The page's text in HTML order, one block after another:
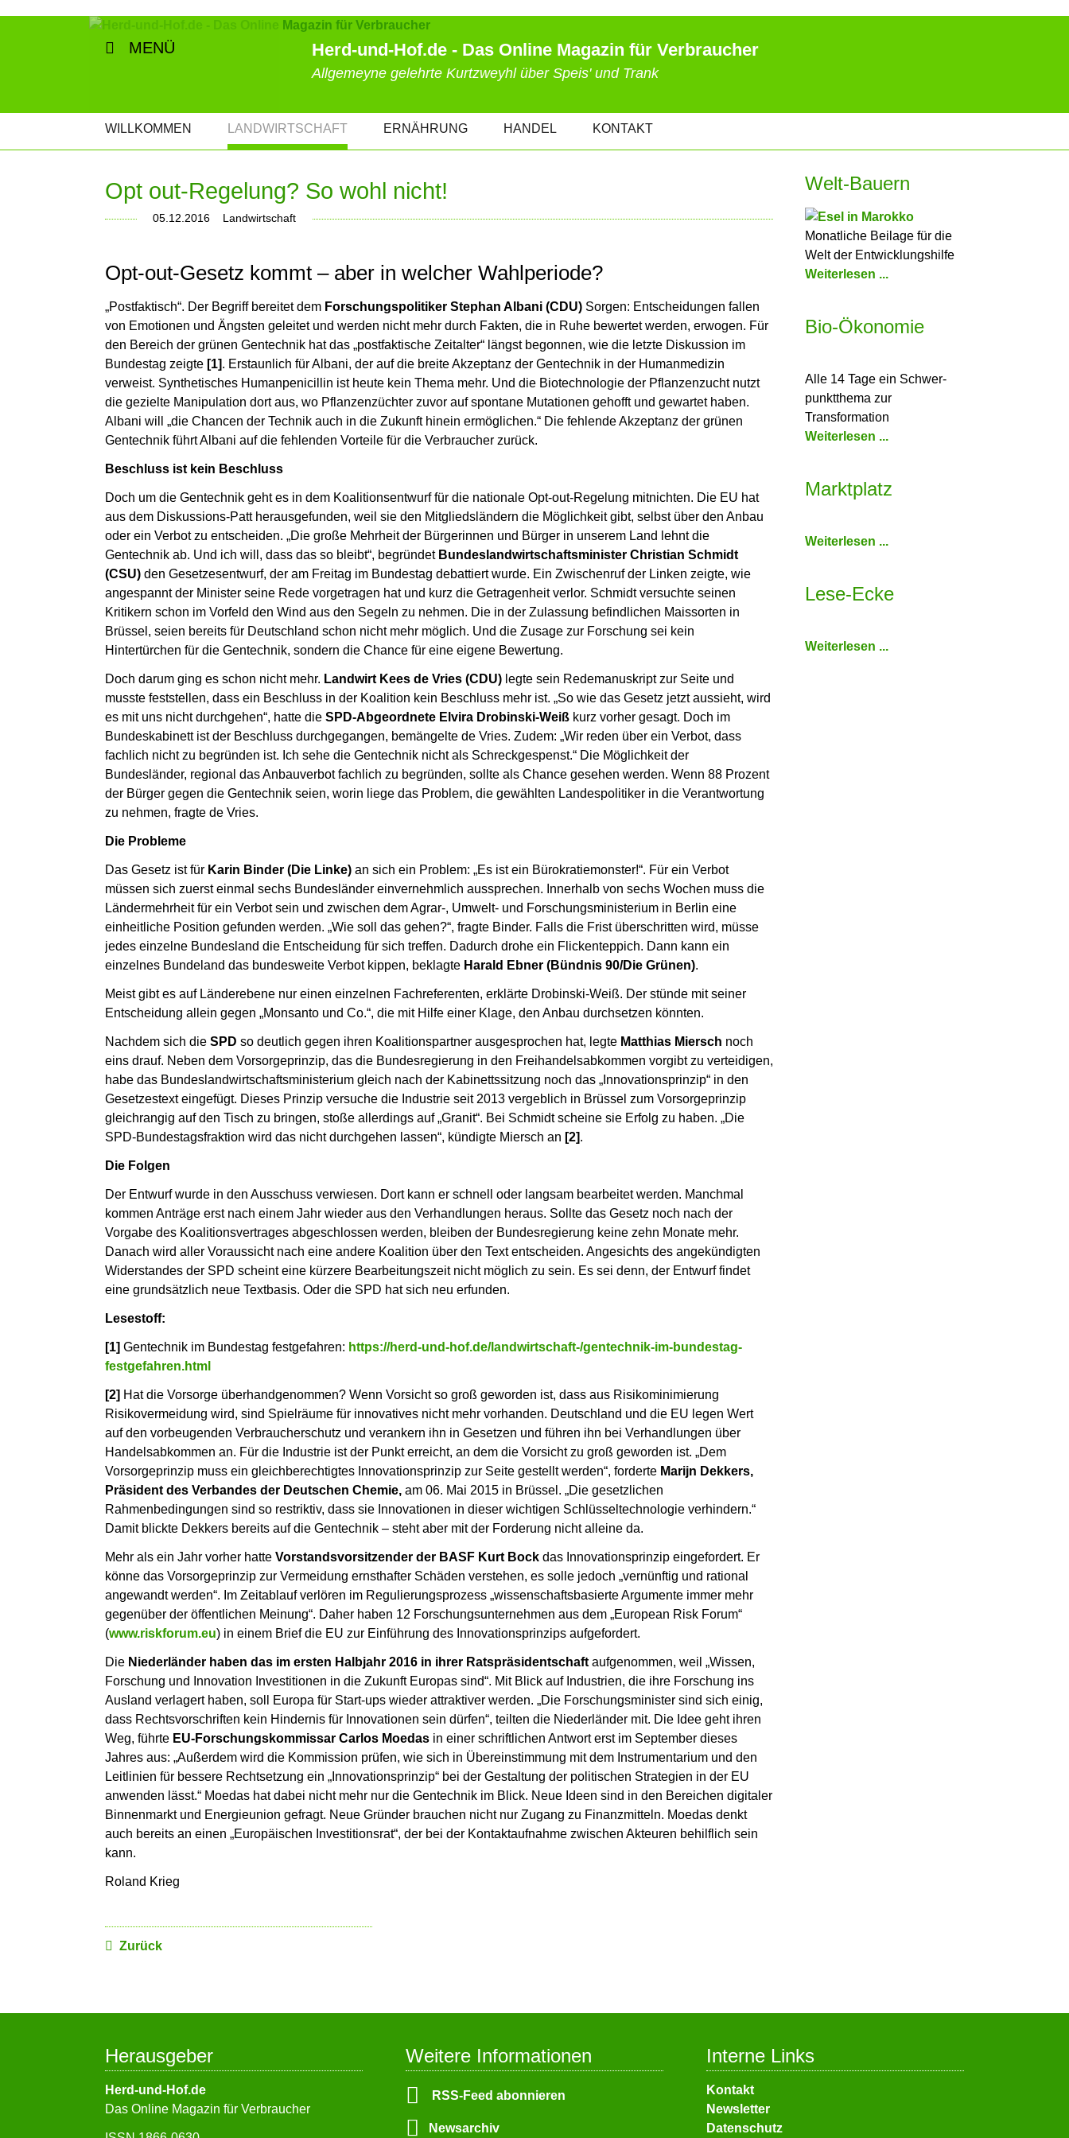
Herd-und-Hof.de - Das Online Magazin für Verbraucher
Allgemeyne gelehrte Kurtzweyhl über Speis' und Trank
MENÜ
NAVIGATION
ÜBERSPRINGEN
WILLKOMMEN LANDWIRTSCHAFT ERNÄHRUNG HANDEL KONTAKT
Opt out-Regelung? So wohl nicht!
05.12.2016 Landwirtschaft
Opt-out-Gesetz kommt – aber in welcher Wahlperiode?
„Postfaktisch“. Der Begriff bereitet dem Forschungspolitiker Stephan Albani (CDU) Sorgen: Entscheidungen fallen
von Emotionen und Ängsten geleitet und werden nicht mehr durch Fakten, die in Ruhe bewertet werden, erwogen. Für
den Bereich der grünen Gentechnik hat das „postfaktische Zeitalter“ längst begonnen, wie die letzte Diskussion im
Bundestag zeigte [1]. Erstaunlich für Albani, der auf die breite Akzeptanz der Gentechnik in der Humanmedizin
verweist. Synthetisches Humanpenicillin ist heute kein Thema mehr. Und die Biotechnologie der Pflanzenzucht nutzt
die gezielte Manipulation dort aus, wo Pflanzenzüchter zuvor auf spontane Mutationen gehofft und gewartet haben.
Albani will „die Chancen der Technik auch in die Zukunft hinein ermöglichen.“ Die fehlende Akzeptanz der grünen
Gentechnik führt Albani auf die fehlenden Vorteile für die Verbraucher zurück.
Beschluss ist kein Beschluss
Doch um die Gentechnik geht es in dem Koalitionsentwurf für die nationale Opt-out-Regelung mitnichten. Die EU hat
aus dem Diskussions-Patt herausgefunden, weil sie den Mitgliedsländern die Möglichkeit gibt, selbst über den Anbau
oder ein Verbot zu entscheiden. „Die große Mehrheit der Bürgerinnen und Bürger in unserem Land lehnt die
Gentechnik ab. Und ich will, dass das so bleibt“, begründet Bundeslandwirtschaftsminister Christian Schmidt
(CSU) den Gesetzesentwurf, der am Freitag im Bundestag debattiert wurde. Ein Zwischenruf der Linken zeigte, wie
angespannt der Minister seine Rede vorgetragen hat und kurz die Getragenheit verlor. Schmidt versuchte seinen
Kritikern schon im Vorfeld den Wind aus den Segeln zu nehmen. Die in der Zulassung befindlichen Maissorten in
Brüssel, seien bereits für Deutschland schon nicht mehr möglich. Und die Zusage zur Forschung sei kein
Hintertürchen für die Gentechnik, sondern die Chance für eine eigene Bewertung.
Doch darum ging es schon nicht mehr. Landwirt Kees de Vries (CDU) legte sein Redemanuskript zur Seite und
musste feststellen, dass ein Beschluss in der Koalition kein Beschluss mehr ist. „So wie das Gesetz jetzt aussieht, wird
es mit uns nicht durchgehen“, hatte die SPD-Abgeordnete Elvira Drobinski-Weiß kurz vorher gesagt. Doch im
Bundeskabinett ist der Beschluss durchgegangen, bemängelte de Vries. Zudem: „Wir reden über ein Verbot, dass
fachlich nicht zu begründen ist. Ich sehe die Gentechnik nicht als Schreckgespenst.“ Die Möglichkeit der
Bundesländer, regional das Anbauverbot fachlich zu begründen, sollte als Chance gesehen werden. Wenn 88 Prozent
der Bürger gegen die Gentechnik seien, worin liege das Problem, die gewählten Landespolitiker in die Verantwortung
zu nehmen, fragte de Vries.
Die Probleme
Das Gesetz ist für Karin Binder (Die Linke) an sich ein Problem: „Es ist ein Bürokratiemonster!“. Für ein Verbot
müssen sich zuerst einmal sechs Bundesländer einvernehmlich aussprechen. Innerhalb von sechs Wochen muss die
Ländermehrheit für ein Verbot sein und zwischen dem Agrar-, Umwelt- und Forschungsministerium in Berlin eine
einheitliche Position gefunden werden. „Wie soll das gehen?“, fragte Binder. Falls die Frist überschritten wird, müsse
jedes einzelne Bundesland die Entscheidung für sich treffen. Dadurch drohe ein Flickenteppich. Dann kann ein
einzelnes Bundeland das bundesweite Verbot kippen, beklagte Harald Ebner (Bündnis 90/Die Grünen).
Meist gibt es auf Länderebene nur einen einzelnen Fachreferenten, erklärte Drobinski-Weiß. Der stünde mit seiner
Entscheidung allein gegen „Monsanto und Co.“, die mit Hilfe einer Klage, den Anbau durchsetzen könnten.
Nachdem sich die SPD so deutlich gegen ihren Koalitionspartner ausgesprochen hat, legte Matthias Miersch noch
eins drauf. Neben dem Vorsorgeprinzip, das die Bundesregierung in den Freihandelsabkommen vorgibt zu verteidigen,
habe das Bundeslandwirtschaftsministerium gleich nach der Kabinettssitzung noch das „Innovationsprinzip“ in den
Gesetzestext eingefügt. Dieses Prinzip versuche die Industrie seit 2013 vergeblich in Brüssel zum Vorsorgeprinzip
gleichrangig auf den Tisch zu bringen, stoße allerdings auf „Granit“. Bei Schmidt scheine sie Erfolg zu haben. „Die
SPD-Bundestagsfraktion wird das nicht durchgehen lassen“, kündigte Miersch an [2].
Die Folgen
Der Entwurf wurde in den Ausschuss verwiesen. Dort kann er schnell oder langsam bearbeitet werden. Manchmal
kommen Anträge erst nach einem Jahr wieder aus den Verhandlungen heraus. Sollte das Gesetz noch nach der
Vorgabe des Koalitionsvertrages abgeschlossen werden, bleiben der Bundesregierung keine zehn Monate mehr.
Danach wird aller Voraussicht nach eine andere Koalition über den Text entscheiden. Angesichts des angekündigten
Widerstandes der SPD scheint eine kürzere Bearbeitungszeit nicht möglich zu sein. Es sei denn, der Entwurf findet
eine grundsätzlich neue Textbasis. Oder die SPD hat sich neu erfunden.
Lesestoff:
[1] Gentechnik im Bundestag festgefahren: https://herd-und-hof.de/landwirtschaft-/gentechnik-im-bundestag-
festgefahren.html
[2] Hat die Vorsorge überhandgenommen? Wenn Vorsicht so groß geworden ist, dass aus Risikominimierung
Risikovermeidung wird, sind Spielräume für innovatives nicht mehr vorhanden. Deutschland und die EU legen Wert
auf den vorbeugenden Verbraucherschutz und verankern ihn in Gesetzen und führen ihn bei Verhandlungen über
Handelsabkommen an. Für die Industrie ist der Punkt erreicht, an dem die Vorsicht zu groß geworden ist. „Dem
Vorsorgeprinzip muss ein gleichberechtigtes Innovationsprinzip zur Seite gestellt werden“, forderte Marijn Dekkers,
Präsident des Verbandes der Deutschen Chemie, am 06. Mai 2015 in Brüssel. „Die gesetzlichen
Rahmenbedingungen sind so restriktiv, dass sie Innovationen in dieser wichtigen Schlüsseltechnologie verhindern.“
Damit blickte Dekkers bereits auf die Gentechnik – steht aber mit der Forderung nicht alleine da.
Mehr als ein Jahr vorher hatte Vorstandsvorsitzender der BASF Kurt Bock das Innovationsprinzip eingefordert. Er
könne das Vorsorgeprinzip zur Vermeidung ernsthafter Schäden verstehen, es solle jedoch „vernünftig und rational
angewandt werden“. Im Zeitablauf verlören im Regulierungsprozess „wissenschaftsbasierte Argumente immer mehr
gegenüber der öffentlichen Meinung“. Daher haben 12 Forschungsunternehmen aus dem „European Risk Forum“
(www.riskforum.eu) in einem Brief die EU zur Einführung des Innovationsprinzips aufgefordert.
Die Niederländer haben das im ersten Halbjahr 2016 in ihrer Ratspräsidentschaft aufgenommen, weil „Wissen,
Forschung und Innovation Investitionen in die Zukunft Europas sind“. Mit Blick auf Industrien, die ihre Forschung ins
Ausland verlagert haben, soll Europa für Start-ups wieder attraktiver werden. „Die Forschungsminister sind sich einig,
dass Rechtsvorschriften kein Hindernis für Innovationen sein dürfen“, teilten die Niederländer mit. Die Idee geht ihren
Weg, führte EU-Forschungskommissar Carlos Moedas in einer schriftlichen Antwort erst im September dieses
Jahres aus: „Außerdem wird die Kommission prüfen, wie sich in Übereinstimmung mit dem Instrumentarium und den
Leitlinien für bessere Rechtsetzung ein „Innovationsprinzip“ bei der Gestaltung der politischen Strategien in der EU
anwenden lässt.“ Moedas hat dabei nicht mehr nur die Gentechnik im Blick. Neue Ideen sind in den Bereichen digitaler
Binnenmarkt und Energieunion gefragt. Neue Gründer brauchen nicht nur Zugang zu Finanzmitteln. Moedas denkt
auch bereits an einen „Europäischen Investitionsrat“, der bei der Kontaktaufnahme zwischen Akteuren behilflich sein
kann.
Roland Krieg
Zurück
Welt-Bauern
Monatliche Beilage für die
Welt der Entwicklungshilfe
Weiterlesen ...
Bio-Ökonomie
Alle 14 Tage ein Schwer­
punkt­thema zur
Transformation
Weiterlesen ...
Marktplatz
Weiterlesen ...
Lese-Ecke
Weiterlesen ...
Herausgeber
Herd-und-Hof.de
Das Online Magazin für Verbraucher
Weitere Informationen
RSS-Feed abonnieren
Newsarchiv
Interne Links
Navigation
überspringen
Kontakt
Newsletter
Datenschutz